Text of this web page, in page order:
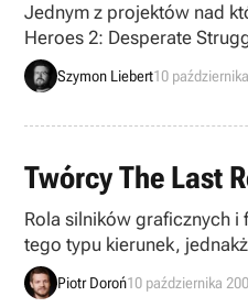
Jednym z projektów nad
Heroes 2: Desperate
spodziewać się dopiero w
Szymon Liebert10
Twórcy The Last
Rola silników graficznych i
tego typu kierunek,
już istniejącej bazy. W
PC).
Piotr Doroń10 października